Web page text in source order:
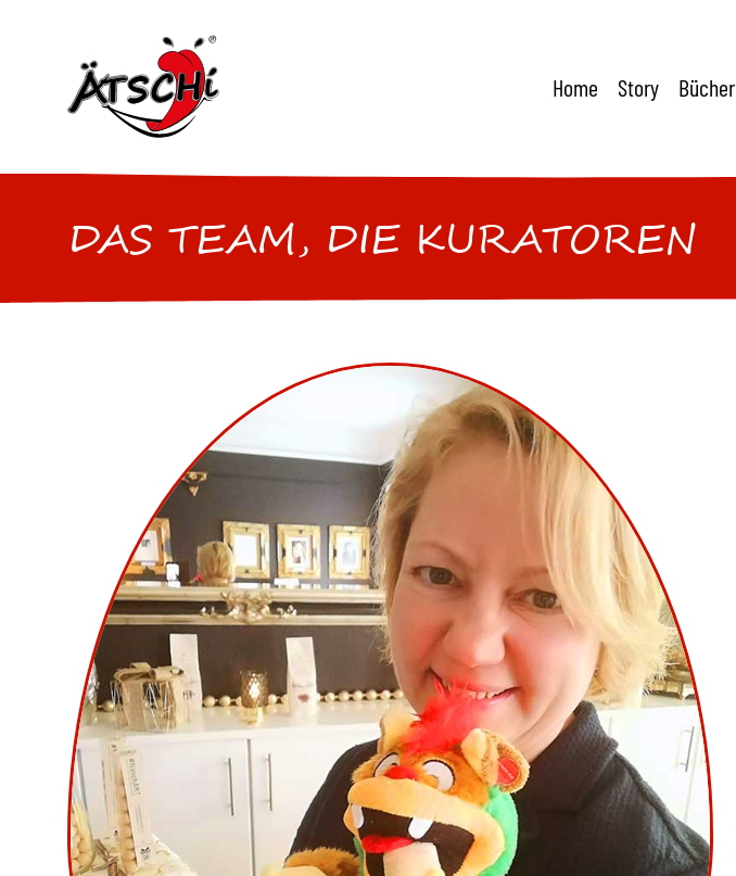
Home Story Bücher
DAS TEAM, DIE KURATOREN